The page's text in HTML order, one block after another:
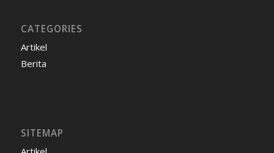
CATEGORIES
Artikel
Berita
SITEMAP